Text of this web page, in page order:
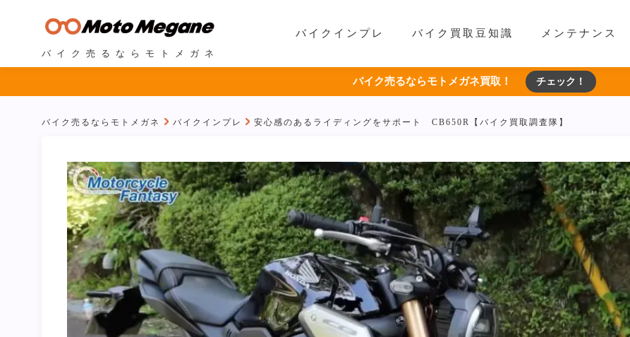
バイク売るならモトメガネ
バイクインプレ バイク買取豆知識 メンテナンス
バイク売るならモトメガネ買取！ チェック！
バイク売るならモトメガネ バイクインプレ 安心感のあるライディングをサポート CB650R【バイク買取調査隊】